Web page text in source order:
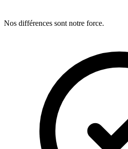
Nos différences sont notre force.